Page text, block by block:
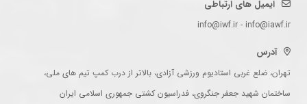
ایمیل های ارتباطی
info@iwf.ir - info@iawf.ir
آدرس
تهران، ضلع غربی استادیوم ورزشی آزادی، بالاتر از درب کمپ تیم های ملی،
ساختمان شهید جعفر جنگروی، فدراسیون کشتی جمهوری اسلامی ایران